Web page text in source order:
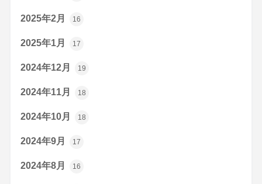
2025年2月 16
2025年1月 17
2024年12月 19
2024年11月 18
2024年10月 18
2024年9月 17
2024年8月 16